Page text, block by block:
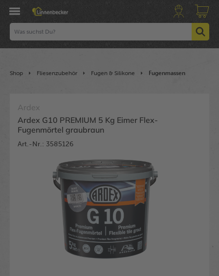
Shop Fliesenzubehör Fugen & Silikone Fugenmassen
Ardex
Ardex G10 PREMIUM 5 Kg Eimer Flex-
Fugenmörtel graubraun
Art.-Nr.: 3585126
Bildergalerie überspringen